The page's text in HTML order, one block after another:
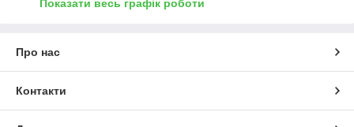
Показати весь графік роботи
Про нас
Контакти